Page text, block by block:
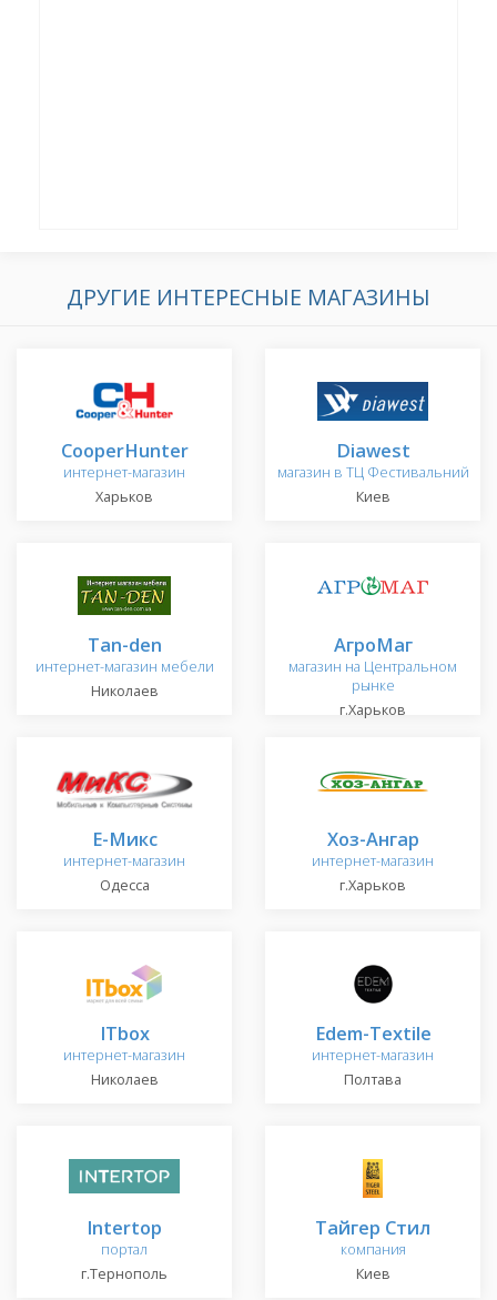
ДРУГИЕ ИНТЕРЕСНЫЕ МАГАЗИНЫ
CooperHunter
интернет-магазин
Харьков
Diawest
магазин в ТЦ Фестивальний
Киев
Tan-den
интернет-магазин мебели
Николаев
АгроМаг
магазин на Центральном
рынке
г.Харьков
Е-Микс
интернет-магазин
Одесса
Хоз-Ангар
интернет-магазин
г.Харьков
ITbox
интернет-магазин
Николаев
Edem-Textile
интернет-магазин
Полтава
Intertop
портал
г.Тернополь
Тайгер Стил
компания
Киев